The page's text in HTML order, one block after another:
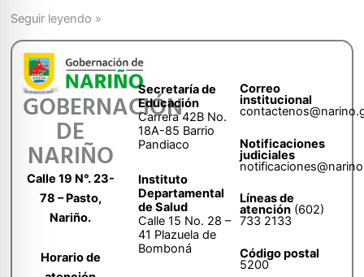
Seguir leyendo »
GOBERNACIÓN
DE
NARIÑO
Calle 19 N°. 23-
78 – Pasto,
Nariño.
Horario de
Secretaría de
Educación
Carrera 42B No.
18A-85 Barrio
Pandiaco
Instituto
Departamental
de Salud
Calle 15 No. 28 –
41 Plazuela de
Bomboná
Correo
institucional
Notificaciones
judiciales
Líneas de
atención (602)
733 2133
Código postal
5200